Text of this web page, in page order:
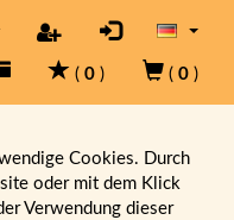
( 0 ) ( 0 )
Cookies. Durch
oder mit dem Klick
Verwendung dieser